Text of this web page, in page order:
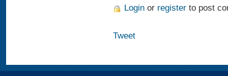
Login or register to post
Tweet